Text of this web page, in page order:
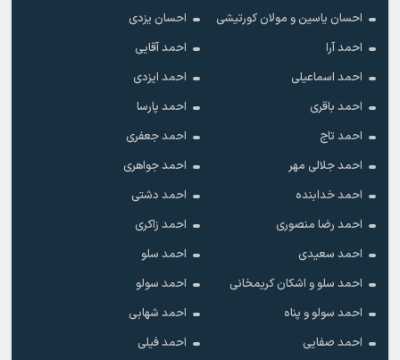
احسان یاسین و مولان کورتیشی
احسان یزدی
احمد آرا
احمد آقایی
احمد اسماعیلی
احمد ایزدی
احمد باقری
احمد پارسا
احمد تاج
احمد جعفری
احمد جلالی مهر
احمد جواهری
احمد خدابنده
احمد دشتی
احمد رضا منصوری
احمد زاکری
احمد سعیدی
احمد سلو
احمد سلو و اشکان کریمخانی
احمد سولو
احمد سولو و پناه
احمد شهابی
احمد صفایی
احمد فیلی